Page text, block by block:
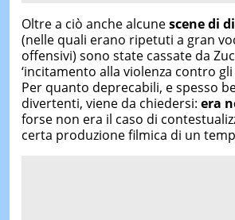
Oltre a ciò anche alcunescene di
(nelle quali erano ripetuti a gran
offensivi) sono state cassate da
‘incitamento alla violenza contro gli
Per quanto deprecabili, e spesso
divertenti, viene da chiedersi: era
forse non era il caso di
certa produzione filmica di un